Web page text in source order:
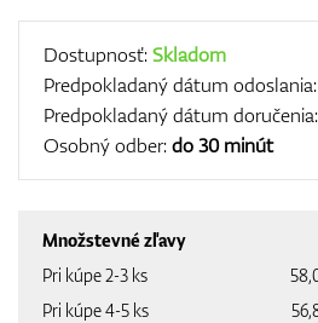
Dostupnosť:Skladom
Predpokladaný dátum odoslania:
Predpokladaný dátum doručenia:
Osobný odber:do 30 minút
Množstevné zľavy
Pri kúpe 2-3 ks
Pri kúpe 4-5 ks